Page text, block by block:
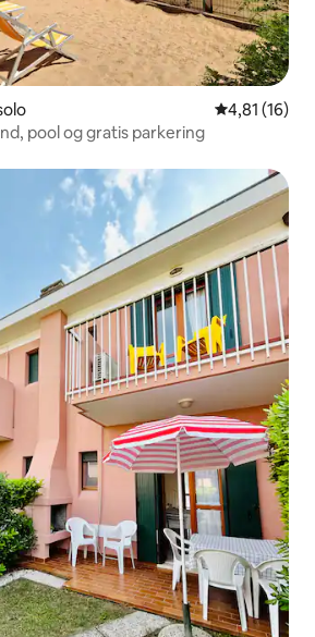
4,81 ud af 5
4,81 (16)
pool og gratis parkering